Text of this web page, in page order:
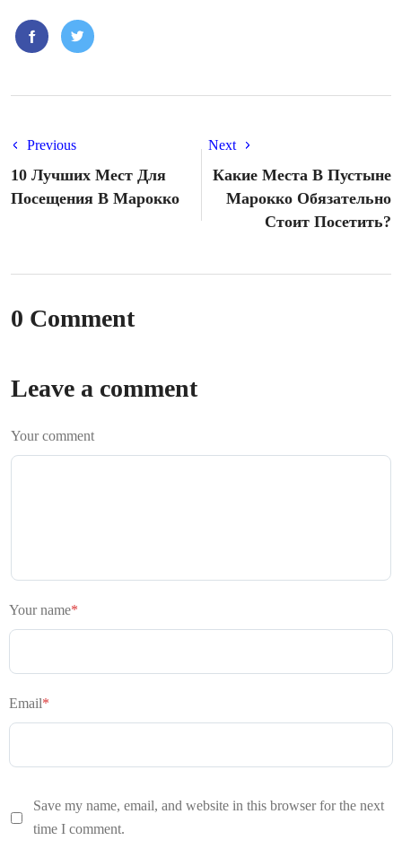
Previous
10 Лучших Мест Для
Посещения В Марокко
Next
Какие Места В Пустыне
Марокко Обязательно
Стоит Посетить?
0 Comment
Leave a comment
Your comment
Your name*
Email*
Save my name, email, and website in this browser for the next
time I comment.